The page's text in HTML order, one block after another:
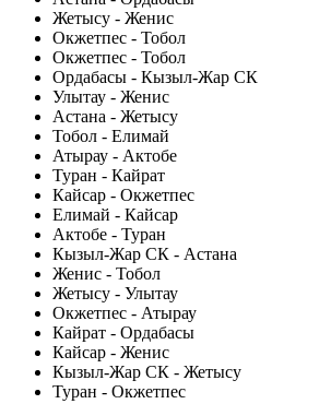
Жетысу - Женис
Окжетпес - Тобол
Окжетпес - Тобол
Ордабасы - Кызыл-Жар СК
Улытау - Женис
Астана - Жетысу
Тобол - Елимай
Атырау - Актобе
Туран - Кайрат
Кайсар - Окжетпес
Елимай - Кайсар
Актобе - Туран
Кызыл-Жар СК - Астана
Женис - Тобол
Жетысу - Улытау
Окжетпес - Атырау
Кайрат - Ордабасы
Кайсар - Женис
Кызыл-Жар СК - Жетысу
Туран - Окжетпес